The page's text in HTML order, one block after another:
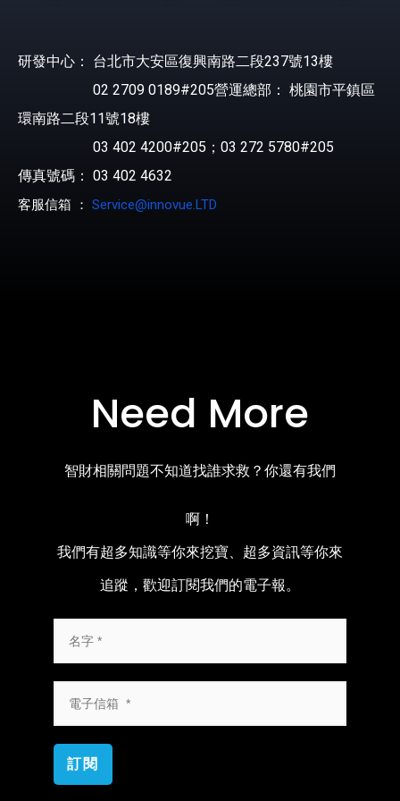
研發中心： 台北市大安區復興南路二段237號13樓
02 2709 0189#205營運總部： 桃園市平鎮區
環南路二段11號18樓
03 402 4200#205；03 272 5780#205
傳真號碼： 03 402 4632
客服信箱 ： Service@innovue.LTD
Need More
智財相關問題不知道找誰求救？你還有我們
啊！
我們有超多知識等你來挖寶、超多資訊等你來
追蹤，歡迎訂閱我們的電子報。
訂閱